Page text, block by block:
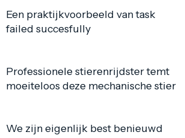
Een praktijkvoorbeeld van task
failed succesfully
Professionele stierenrijdster temt
moeiteloos deze mechanische stier
We zijn eigenlijk best benieuwd